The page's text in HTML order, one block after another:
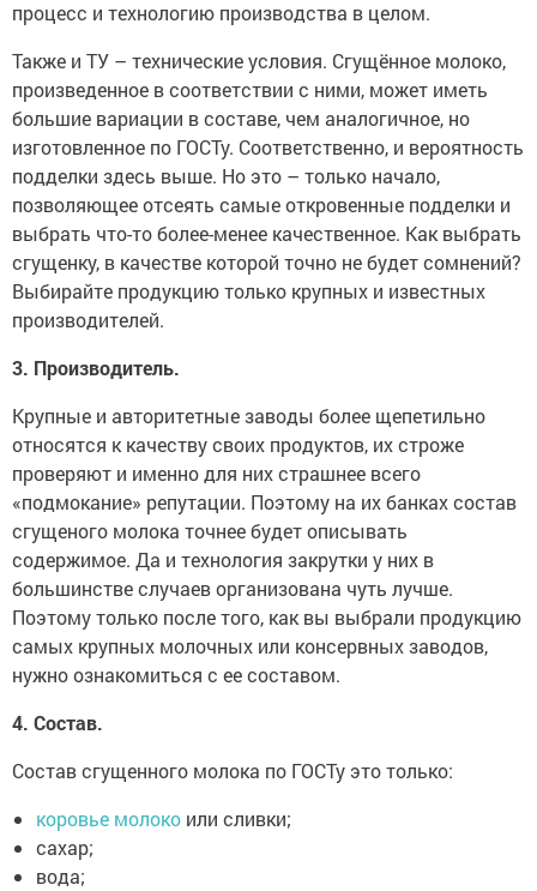
процесс и технологию производства в целом.
Также и ТУ – технические условия. Сгущённое молоко,
произведенное в соответствии с ними, может иметь
большие вариации в составе, чем аналогичное, но
изготовленное по ГОСТу. Соответственно, и вероятность
подделки здесь выше. Но это – только начало,
позволяющее отсеять самые откровенные подделки и
выбрать что-то более-менее качественное. Как выбрать
сгущенку, в качестве которой точно не будет сомнений?
Выбирайте продукцию только крупных и известных
производителей.
3. Производитель.
Крупные и авторитетные заводы более щепетильно
относятся к качеству своих продуктов, их строже
проверяют и именно для них страшнее всего
«подмокание» репутации. Поэтому на их банках состав
сгущеного молока точнее будет описывать
содержимое. Да и технология закрутки у них в
большинстве случаев организована чуть лучше.
Поэтому только после того, как вы выбрали продукцию
самых крупных молочных или консервных заводов,
нужно ознакомиться с ее составом.
4. Состав.
Состав сгущенного молока по ГОСТу это только:
коровье молоко или сливки;
сахар;
вода;